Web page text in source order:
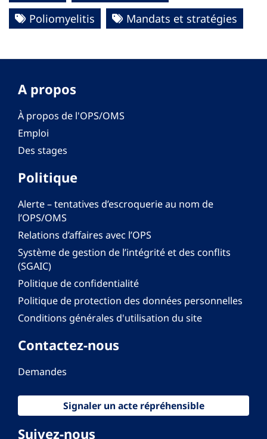
Poliomyelitis
Mandats et stratégies
A propos
À propos de l'OPS/OMS
Emploi
Des stages
Politique
Alerte – tentatives d’escroquerie au nom de
l’OPS/OMS
Relations d’affaires avec l’OPS
Système de gestion de l’intégrité et des conflits
(SGAIC)
Politique de confidentialité
Politique de protection des données personnelles
Conditions générales d'utilisation du site
Contactez-nous
Demandes
Signaler un acte répréhensible
Suivez-nous